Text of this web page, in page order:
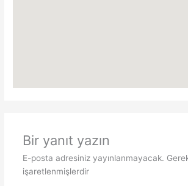
Bir yanıt yazın
E-posta adresiniz yayınlanmayacak.
işaretlenmişlerdir